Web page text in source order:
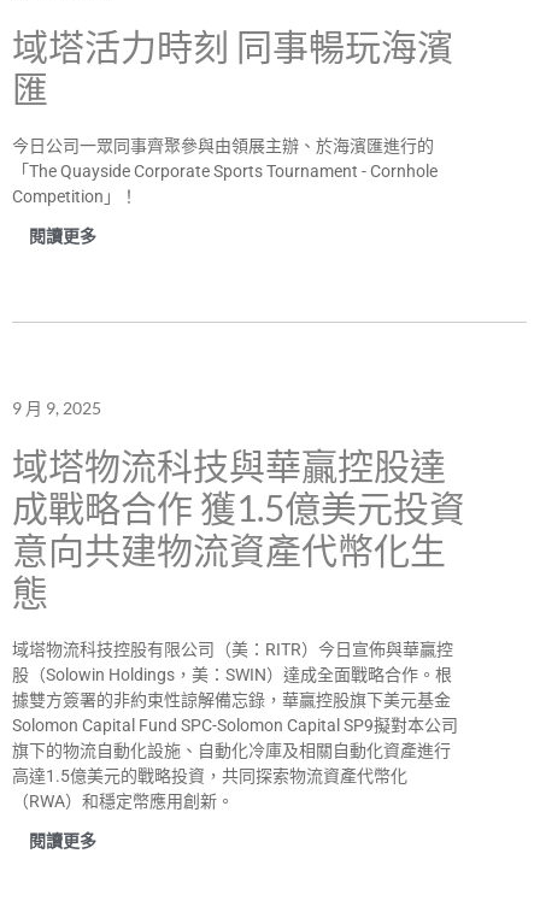
域塔活力時刻 同事暢玩海濱
匯
今日公司一眾同事齊聚參與由領展主辦、於海濱匯進行的
「The Quayside Corporate Sports Tournament - Cornhole
Competition」！
閱讀更多
9 月 9, 2025
域塔物流科技與華贏控股達
成戰略合作 獲1.5億美元投資
意向共建物流資產代幣化生
態
域塔物流科技控股有限公司（美：RITR）今日宣佈與華贏控
股（Solowin Holdings，美：SWIN）達成全面戰略合作。根
據雙方簽署的非約束性諒解備忘錄，華贏控股旗下美元基金
Solomon Capital Fund SPC-Solomon Capital SP9擬對本公司
旗下的物流自動化設施、自動化冷庫及相關自動化資產進行
高達1.5億美元的戰略投資，共同探索物流資產代幣化
（RWA）和穩定幣應用創新。
閱讀更多